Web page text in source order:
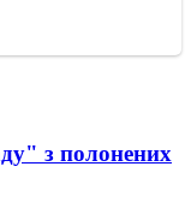
з полонених